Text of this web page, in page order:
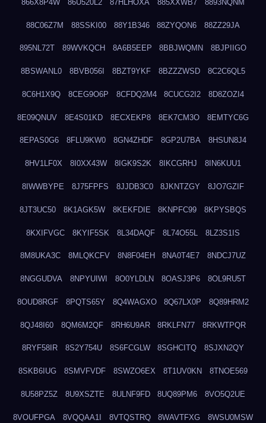
866X8P4W 86U520L2 87HLHOXA 885XXWB7 8893NQNM
88C06Z7M 88SSKI00 88Y1B346 88ZYQON6 88ZZ29JA
895NL72T 89WVKQCH 8A6B5EEP 8BBJWQMN 8BJPIIGO
8BSWANL0 8BVB056I 8BZT9YKF 8BZZZWSD 8C2C6QL5
8C6H1X9Q 8CEG9O6P 8CFDQ2M4 8CUCG2I2 8D8ZOZI4
8E09QNUV 8E4S01KD 8ECXEKP8 8EK7CM3O 8EMTYC6G
8EPAS0G6 8FLU9KW0 8GN4ZHDF 8GP2U7BA 8HSUN8J4
8HV1LF0X 8I0XX43W 8IGK9S2K 8IKCGRHJ 8IN6KUU1
8IWWBYPE 8J75FPFS 8JJDB3C0 8JKNTZGY 8JO7GZIF
8JT3UC50 8K1AGK5W 8KEKFDIE 8KNPFC99 8KPYSBQS
8KXIFVGC 8KYIF5SK 8L34DAQF 8L74O55L 8LZ3S1IS
8M8UKA3C 8MLQKCFV 8N8F04EH 8NA0T4E7 8NDCJ7UZ
8NGGUDVA 8NPYUIWI 8O0YLDLN 8OASJ3P6 8OL9RU5T
8OUD8RGF 8PQTS65Y 8Q4WAGXO 8Q67LX0P 8Q89HRM2
8QJ48I60 8QM6M2QF 8RH6U9AR 8RKLFN77 8RKWTPQR
8RYF58IR 8S2Y754U 8S6FCGLW 8SGHCITQ 8SJXN2QY
8SKB6IUG 8SMVFVDF 8SWZO6EX 8T1UV0KN 8TNOE569
8U58PZ5Z 8U9XSZTE 8ULNF9FD 8UQ89PM6 8VO5Q2UE
8VOUFPGA 8VQQAA1I 8VTQSTRQ 8WAVTFXG 8WSU0MSW